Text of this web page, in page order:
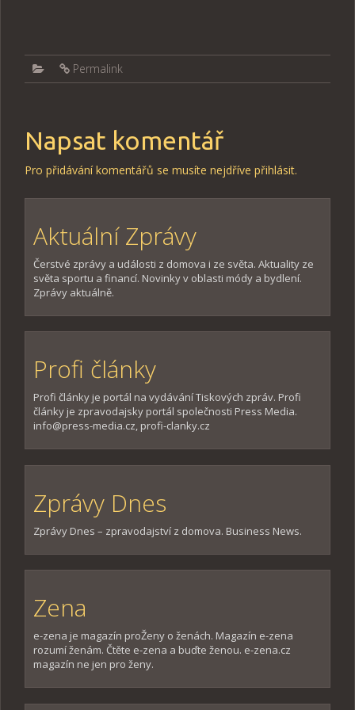
Permalink
Napsat komentář
Pro přidávání komentářů se musíte nejdříve přihlásit.
Aktuální Zprávy
Čerstvé zprávy a události z domova i ze světa. Aktuality ze
světa sportu a financí. Novinky v oblasti módy a bydlení.
Zprávy aktuálně.
Profi články
Profi články je portál na vydávání Tiskových zpráv. Profi
články je zpravodajsky portál společnosti Press Media.
info@press-media.cz, profi-clanky.cz
Zprávy Dnes
Zprávy Dnes – zpravodajství z domova. Business News.
Zena
e-zena je magazín proŽeny o ženách. Magazín e-zena
rozumí ženám. Čtěte e-zena a buďte ženou. e-zena.cz
magazín ne jen pro ženy.